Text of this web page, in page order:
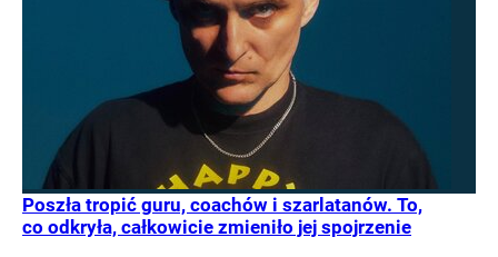
Poszła tropić guru, coachów i szarlatanów. To,
co odkryła, całkowicie zmieniło jej spojrzenie